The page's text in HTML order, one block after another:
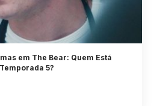
em The Bear: Quem Está
5?